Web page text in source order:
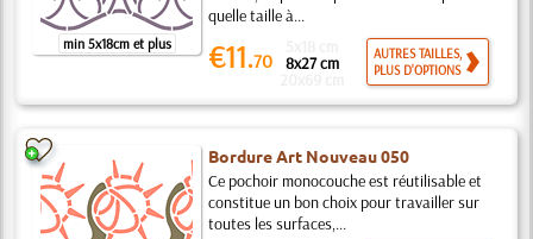
min 5x18cm et plus
quelle taille à...
€11.70 8x27 cm
AUTRES TAILLES,
PLUS D'OPTIONS
Bordure Art Nouveau 050
Ce pochoir monocouche est réutilisable et
constitue un bon choix pour travailler sur
toutes les surfaces,...